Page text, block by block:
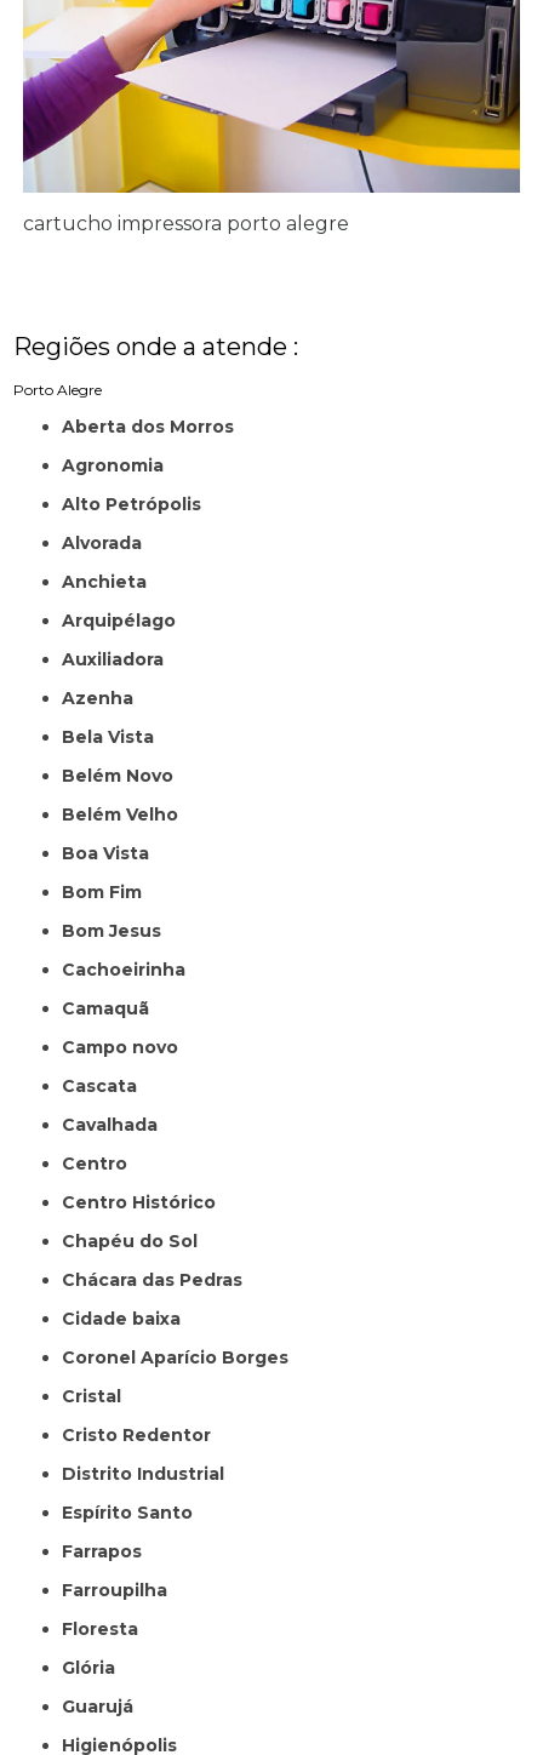
cartucho impressora porto alegre
Regiões onde a atende :
Porto Alegre
Aberta dos Morros
Agronomia
Alto Petrópolis
Alvorada
Anchieta
Arquipélago
Auxiliadora
Azenha
Bela Vista
Belém Novo
Belém Velho
Boa Vista
Bom Fim
Bom Jesus
Cachoeirinha
Camaquã
Campo novo
Cascata
Cavalhada
Centro
Centro Histórico
Chapéu do Sol
Chácara das Pedras
Cidade baixa
Coronel Aparício Borges
Cristal
Cristo Redentor
Distrito Industrial
Espírito Santo
Farrapos
Farroupilha
Floresta
Glória
Guarujá
Higienópolis